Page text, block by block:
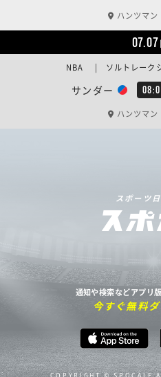
ハンツマン
07.07
サンダー
NBA | ソルトレークシ
ハンツマン
スポーツ
通知や検索などアプリ
今すぐ無料